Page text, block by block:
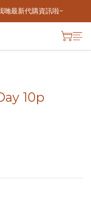
最新代購資訊啦~
10p